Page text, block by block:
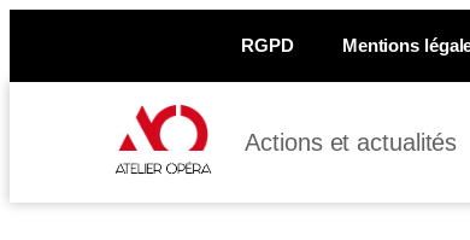
RGPD Mentions
Actions et actualités